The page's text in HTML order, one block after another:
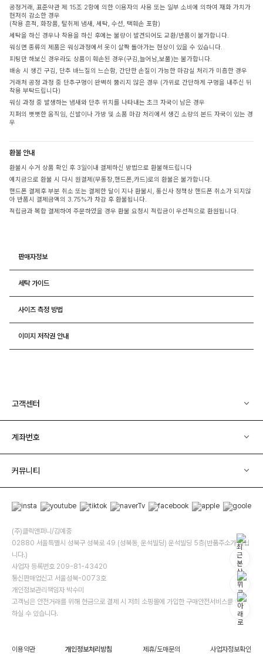
공정거래, 표준약관 제 15조 2항에 의한 이용자의 사용 또는 일부 소비에 의하여 재화 가치가
현저히 감소한 경우
(착용 흔적, 화장품, 탈취제 냄새, 세탁, 수선, 택훼손 포함)
세탁을 하신 경우나 착용을 하신 후에는 불량이 발견되어도 교환/반품이 불가합니다.
워싱면 종류의 제품은 워싱과정에서 옷이 살짝 돌아가는 현상이 있을 수 있습니다.
피팅만 해보신 경우라도 상품이 훼손된 경우(구김,늘어남,보풀)는 불가합니다.
배송 시 생긴 구김, 단추 바느질의 느슨함, 간단한 손질이 가능한 마감실 처리가 미흡한 경우
거래처 공정 과정 중 단추구멍이 완벽히 뚫리지 않은 경우 (가위로 간단하게 구멍을 내주신 뒤
착용 부탁드립니다)
워싱 과정 중 발생하는 냄새와 단추 위치를 나타내는 초크 자국이 남은 경우
지퍼의 뻣뻣한 움직임, 신발이나 가방 및 소품 마감 처리에서 생긴 소량의 본드 자국이 있는 경
우
환불 안내
환불시 수거 상품 확인 후 3일이내 결제하신 방법으로 환불해드립니다
예치금으로 환불 시 다시 원결제(무통장,핸드폰,카드)로의 환불은 불가합니다.
핸드폰 결제후 부분 취소 또는 결제한 달이 지나 환불시, 통신사 정책상 핸드폰 취소가 되지않
아 반품시 결제금액의 3.75%가 차감 후 환불됩니다.
적립금과 복합 결제하여 주문하였을 경우 환불 요청시 적립금이 우선적으로 환원됩니다.
판매자정보
세탁 가이드
사이즈 측정 방법
이미지 저작권 안내
고객센터
계좌번호
커뮤니티
(주)클릭앤퍼니/김예중
02880 서울특별시 성북구 성북로 49 (성북동, 운석빌딩) 운석빌딩 5층(반품주소가 아닙
니다.)
사업자 등록번호 209-81-43420
통신판매업신고 서울성북-0073호
개인정보관리책임자 박수미
고객님은 안전거래를 위해 현금으로 결제 시 저희 소핑몰에 가입한 구매안전서비스를 이용
하실 수 있습니다.
이용약관 개인정보처리방침 제휴/도매문의 사업자정보확인